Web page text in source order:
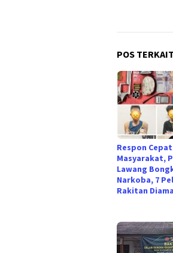
POS TERKAIT
Respon
Masyarakat,
Lawang
Narkoba, 7
Rakitan